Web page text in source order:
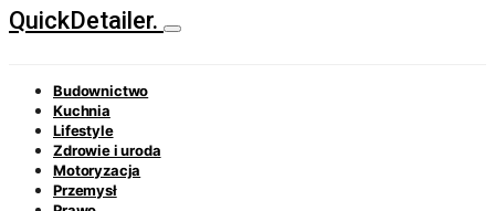
QuickDetailer.
Budownictwo
Kuchnia
Lifestyle
Zdrowie i uroda
Motoryzacja
Przemysł